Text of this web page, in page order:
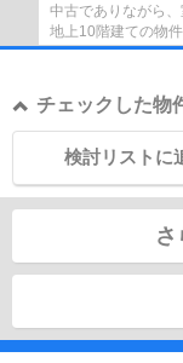
中古でありながら
地上10階建ての物
件なので昇り降り
チェックした物
検討リストに